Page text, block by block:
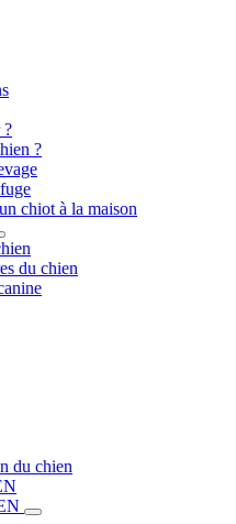
?
?
chiot à la maison
du chien
du chien